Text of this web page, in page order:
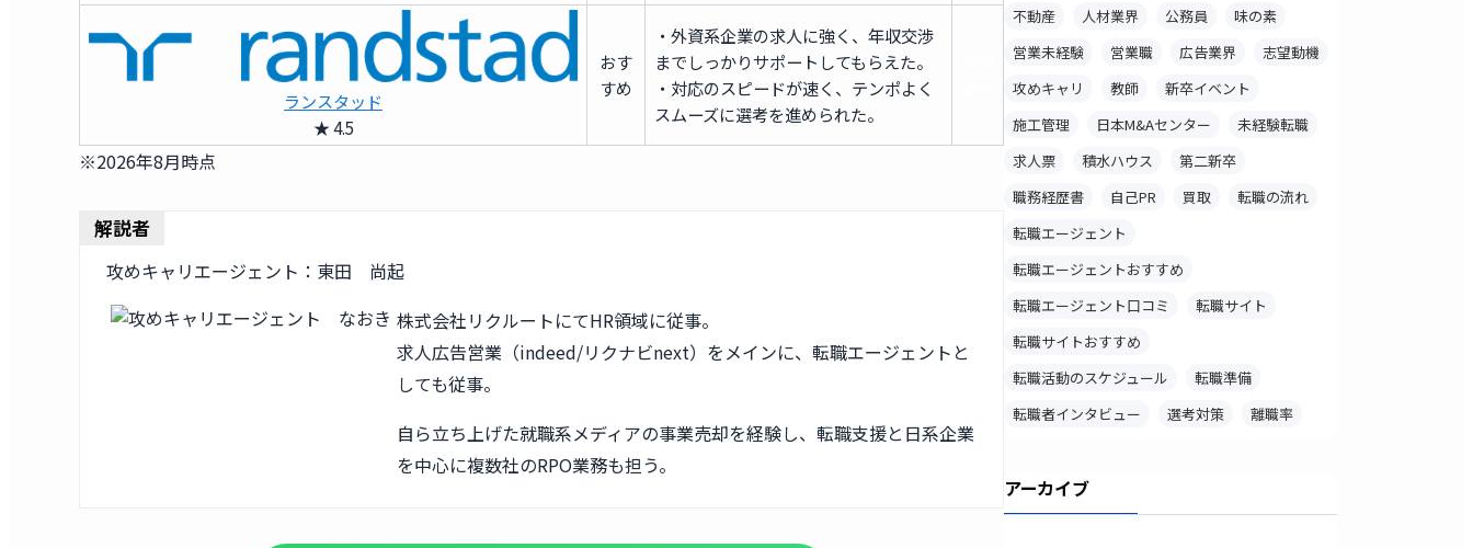
ランスタッド
★ 4.5
おす
すめ
・外資系企業の求人に強く、年収交渉
までしっかりサポートしてもらえた。
・対応のスピードが速く、テンポよく
スムーズに選考を進められた。
※2026年8月時点
解説者
攻めキャリエージェント：東田 尚起
株式会社リクルートにてHR領域に従事。
求人広告営業（indeed/リクナビnext）をメインに、転職エージェントと
しても従事。
自ら立ち上げた就職系メディアの事業売却を経験し、転職支援と日系企業
を中心に複数社のRPO業務も担う。
不動産
人材業界 公務員
味の素
営業未経験
営業職 広告業界
志望動機
攻めキャリ
教師
新卒イベント
施工管理
日本M&Aセンター
未経験転職
求人票
積水ハウス
第二新卒
職務経歴書
自己PR 買取
転職の流れ
転職エージェント
転職エージェントおすすめ
転職エージェント口コミ
転職サイト
転職サイトおすすめ
転職活動のスケジュール
転職準備
転職者インタビュー
選考対策 離職率
アーカイブ